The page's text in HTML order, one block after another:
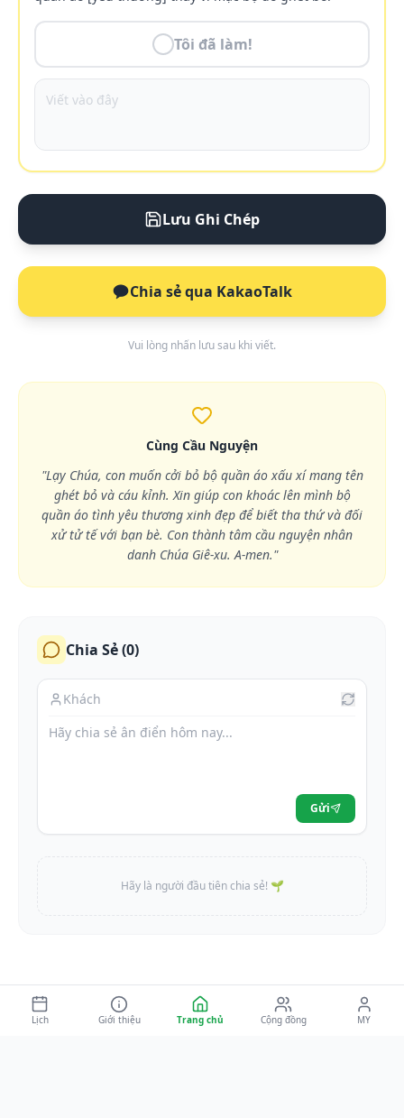
Tôi đã làm!
Lưu Ghi Chép
Chia sẻ qua KakaoTalk
Vui lòng nhấn lưu sau khi viết.
Cùng Cầu Nguyện
"Lạy Chúa, con muốn cởi bỏ bộ quần áo xấu xí mang tên
ghét bỏ và cáu kỉnh. Xin giúp con khoác lên mình bộ
quần áo tình yêu thương xinh đẹp để biết tha thứ và đối
xử tử tế với bạn bè. Con thành tâm cầu nguyện nhân
danh Chúa Giê-xu. A-men."
Chia Sẻ (0)
Gửi
Hãy là người đầu tiên chia sẻ! 🌱
Lịch Giới thiệu Trang chủ Cộng đồng MY